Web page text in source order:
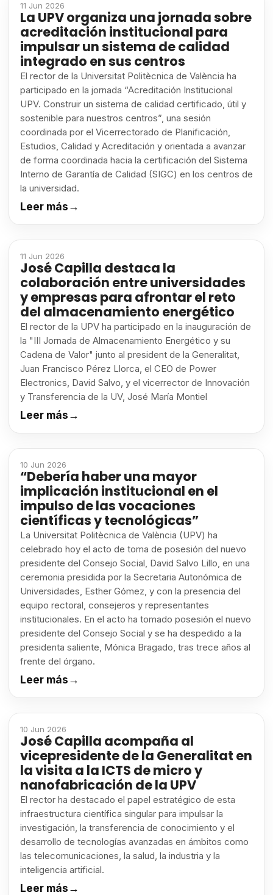
11 Jun 2026
La UPV organiza una jornada sobre
acreditación institucional para
impulsar un sistema de calidad
integrado en sus centros
El rector de la Universitat Politècnica de València ha
participado en la jornada “Acreditación Institucional
UPV. Construir un sistema de calidad certificado, útil y
sostenible para nuestros centros”, una sesión
coordinada por el Vicerrectorado de Planificación,
Estudios, Calidad y Acreditación y orientada a avanzar
de forma coordinada hacia la certificación del Sistema
Interno de Garantía de Calidad (SIGC) en los centros de
la universidad.
Leer más→
11 Jun 2026
José Capilla destaca la
colaboración entre universidades
y empresas para afrontar el reto
del almacenamiento energético
El rector de la UPV ha participado en la inauguración de
la "III Jornada de Almacenamiento Energético y su
Cadena de Valor" junto al president de la Generalitat,
Juan Francisco Pérez Llorca, el CEO de Power
Electronics, David Salvo, y el vicerrector de Innovación
y Transferencia de la UV, José María Montiel
Leer más→
10 Jun 2026
“Debería haber una mayor
implicación institucional en el
impulso de las vocaciones
científicas y tecnológicas”
La Universitat Politècnica de València (UPV) ha
celebrado hoy el acto de toma de posesión del nuevo
presidente del Consejo Social, David Salvo Lillo, en una
ceremonia presidida por la Secretaria Autonómica de
Universidades, Esther Gómez, y con la presencia del
equipo rectoral, consejeros y representantes
institucionales. En el acto ha tomado posesión el nuevo
presidente del Consejo Social y se ha despedido a la
presidenta saliente, Mónica Bragado, tras trece años al
frente del órgano.
Leer más→
10 Jun 2026
José Capilla acompaña al
vicepresidente de la Generalitat en
la visita a la ICTS de micro y
nanofabricación de la UPV
El rector ha destacado el papel estratégico de esta
infraestructura científica singular para impulsar la
investigación, la transferencia de conocimiento y el
desarrollo de tecnologías avanzadas en ámbitos como
las telecomunicaciones, la salud, la industria y la
inteligencia artificial.
Leer más→